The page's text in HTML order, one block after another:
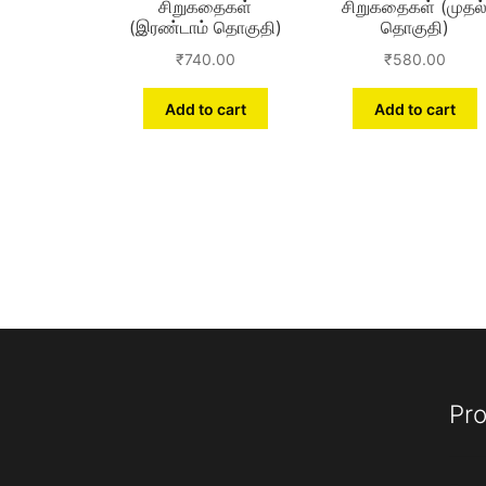
சிறுகதைகள்
(இரண்டாம் தொகுதி)
₹740.00
Add to cart
சிறுகதைகள் (முதல்
தொகுதி)
₹580.00
Add to cart